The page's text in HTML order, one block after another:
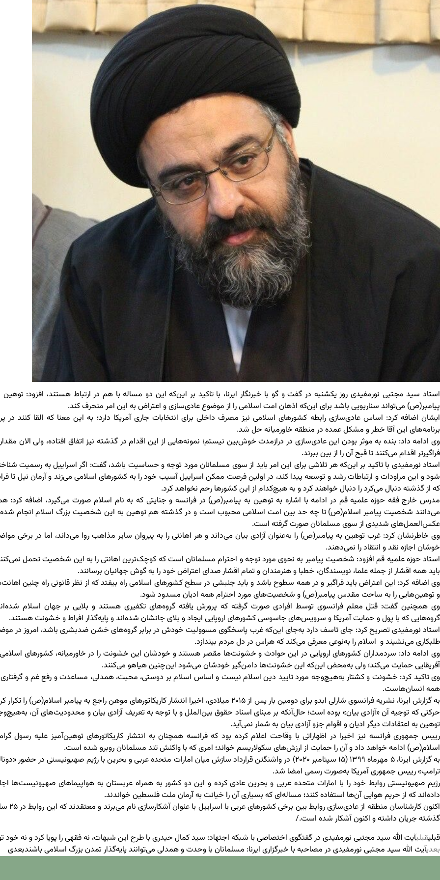
تماس با ما
X
استاد سید مجتبی نورمفیدی روز یکشنبه در گفت‌ و گو با خبرنگار ایرنا، با تاکید بر این‌که این دو مساله با هم در ارتباط هستند، افزود: توهین
پیامبر(ص) می‌تواند سناریویی باشد برای این‌که اذهان امت اسلامی را از موضوع عادی‌سازی و اعتراض به این امر منحرف کند.
ایشان اضافه کرد: اساس عادی‌سازی رابطه کشورهای اسلامی نیز مصرف داخلی برای انتخابات جاری آمریکا دارد؛ به این معنا که القا کنند در
برنامه‌های این آقا خطر و مشکل عمده در منطقه خاورمیانه حل شد.
وی ادامه داد: بنده به موثر بودن این عادی‌سازی در درازمدت خوش‌بین نیستم؛ نمونه‌هایی از این اقدام در گذشته نیز اتفاق افتاده، ولی الان
فراگیرتر اقدام می‌کنند تا قبح آن را از بین ببرند.
استاد نورمفیدی با تاکید بر این‌که هر تلاشی برای این امر باید از سوی مسلمانان مورد توجه و حساسیت باشد، گفت: اگر اسراییل به رسمیت
شود و این مراودات و ارتباطات رشد و توسعه پیدا کند، در اولین فرصت ممکن اسراییل آسیب خود را به کشورهای اسلامی می‌زند و آرمان نیل تا
که از گذشته دنبال می‌کرد را دنبال خواهند کرد و به هیچ‌کدام از این کشورها رحم نخواهد کرد.
مدرس خارج فقه حوزه علمیه قم در ادامه با اشاره به توهین به پیامبر(ص) در فرانسه و جنایتی که به نام اسلام صورت می‌گیرد، اضافه کرد:
می‌دانند شخصیت پیامبر اسلام(ص) تا چه حد بین امت اسلامی محبوب است و در گذشته هم توهین به این شخصیت بزرگ اسلام انجام
عکس‌العمل‌های شدیدی از سوی مسلمانان صورت گرفته است.
وی خاطرنشان کرد: غرب توهین به پیامبر(ص) را به‌عنوان آزادی بیان می‌داند و هر اهانتی را به پیروان سایر مذاهب روا می‌داند، اما در برخی
خوشان اجازه نقد و انتقاد را نمی‌دهند.
استاد حوزه علمیه قم افزود: شخصیت پیامبر به نحوی مورد توجه و احترام مسلمانان است که کوچک‌ترین اهانتی را به این شخصیت تحمل
باید همه اقشار از جمله علما، نویسندگان، خطبا و هنرمندان و تمام اقشار صدای اعتراض خود را به گوش جهانیان برسانند.
وی اضافه کرد: این اعتراض باید فراگیر و در همه سطوح باشد و باید جنبشی در سطح کشورهای اسلامی راه بیفتد که از نظر قانونی راه چنین
و توهین‌هایی را به ساحت مقدس پیامبر(ص) و شخصیت‌های مورد احترام همه ادیان مسدود شود.
وی همچنین گفت: قتل معلم فرانسوی توسط افرادی صورت گرفته که پرورش یافته گروه‌های تکفیری هستند و بلایی بر جهان اسلام
گروه‌هایی که با پول و حمایت آمریکا و سرویس‌های جاسوسی کشورهای اروپایی ایجاد و بلای جانشان شده‌اند و پایه‌گذار افراط و خشونت هستند.
استاد نورمفیدی تصریح کرد: جای تاسف دارد به‌جای این‌که غرب پاسخگوی مسوولیت خودش در برابر گروه‌های خشن ضدبشری باشد، امروز در
طلبکاری می‌نشیند و اسلام را به‌نوعی معرفی می‌کند که هراس در دل مردم بیندازد.
وی ادامه داد: سردمداران کشورهای اروپایی در این حوادث و خشونت‌ها مقصر هستند و خودشان این خشونت را در خاورمیانه، کشورهای
آفریقایی حمایت می‌کند؛ ولی به‌محض این‌که این خشونت‌ها دامن‌گیر خودشان می‌شود این‌چنین هیاهو می‌کنند.
وی تاکید کرد: خشونت و کشتار به‌هیچ‌وجه مورد تایید دین اسلام نیست و اساس اسلام بر دوستی، محبت، همدلی، مساعدت و رفع غم و گرفتاری
همه انسان‌هاست.
به گزارش ایرنا، نشریه فرانسوی شارلی ابدو برای دومین بار پس از ۲۰۱۵ میلادی، اخیرا انتشار کاریکاتورهای موهن راجع به پیامبر اسلام(ص) را
حرکتی که توجیه آن «آزادی بیان» بوده است؛ حال‌آنکه بر مبنای اسناد حقوق بین‌الملل و با توجه به تعریف آزادی بیان و محدودیت‌های آن،
توهین به اعتقادات دیگر ادیان و اقوام جزو آزادی بیان به شمار نمی‌آید.
رییس جمهوری فرانسه نیز اخیرا در اظهاراتی با وقاحت اعلام کرده بود که فرانسه همچنان به انتشار کاریکاتورهای توهین‌آمیز علیه رسول
اسلام(ص) ادامه خواهد داد و آن را حمایت از ارزش‌های سکولاریسم خواند؛ امری که با واکنش تند مسلمانان روبرو شده است.
به گزارش ایرنا، ۵ مهرماه ۱۳۹۹ (۱۵ سپتامبر ۲۰۲۰) در واشنگتن قرارداد سازش میان امارات متحده عربی و بحرین با رژیم صهیونیستی در حضور
ترامپ» رییس جمهوری آمریکا به‌صورت رسمی امضا شد.
رژیم صهیونیستی روابط خود را با امارات متحده عربی و بحرین عادی کرده و این دو کشور به همراه عربستان به هواپیماهای صهیونیست‌ها
داده‌اند که از حریم هوایی آن‌ها استفاده کنند؛ مساله‌ای که بسیاری آن را خیانت به آرمان ملت فلسطین خواندند.
اکنون کارشناسان منطقه از عادی‌سازی روابط بین برخی
گذشته جریان داشته و اکنون آشکار شده است./
قبلیقبلیآیت الله سید مجتبی نورمفیدی در گفتگوی اختصاصی با شبکه اجتهاد: سید کمال حیدری با طرح این شبهات، نه فقهی را پویا کرد و نه
بعدیآیت الله سید مجتبی نورمفیدی در مصاحبه با خبرگزاری ایرنا: مسلمانان با وحدت و همدلی می‌توانند پایه‌گذار تمدن بزرگ اسلامی باشندبعدی